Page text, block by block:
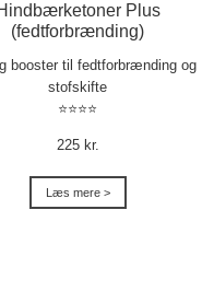
Plus
(fedtforbrænding)
booster til fedtforbrænding og
stofskifte
⭐⭐⭐⭐
225 kr.
Læs mere >